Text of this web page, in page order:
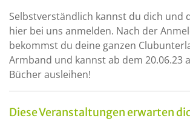
Selbstverständlich kannst du dich und
hier bei uns anmelden. Nach der
bekommst du deine ganzen
Armband und kannst ab dem 20.06.23
Bücher ausleihen!
Diese Veranstaltungen erwarten